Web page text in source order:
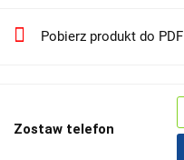
Pobierz produkt do PDF
Zostaw telefon